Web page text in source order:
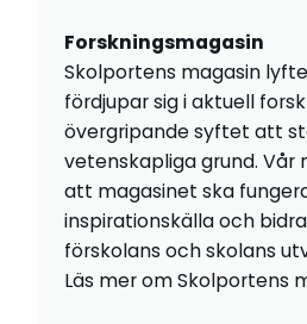
Forskningsmagasin
Skolportens magasin
fördjupar sig i aktuell
övergripande syftet att
vetenskapliga grund. Vår
att magasinet ska
inspirationskälla och
förskolans och skolans
Läs mer om Skolportens